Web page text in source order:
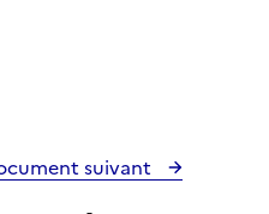
suivant